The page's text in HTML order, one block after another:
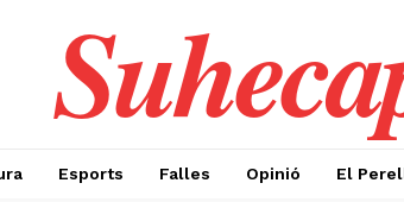
Esports Falles Opinió El